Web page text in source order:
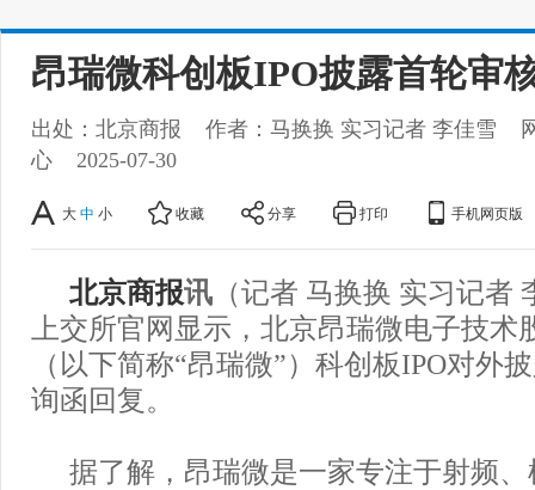
昂瑞微科创板IPO披露首轮审
出处：北京商报 作者：马换换 实习记者 李佳雪
心
2025-07-30
大 中 小 收藏 分享 打印 手机网页版
北京商报讯 （记者 马换换 实习记者
上交所官网显示，北京昂瑞微电子技术
（以下简称“昂瑞微”）科创板IPO对外
询函回复。
据了解，昂瑞微是一家专注于射频